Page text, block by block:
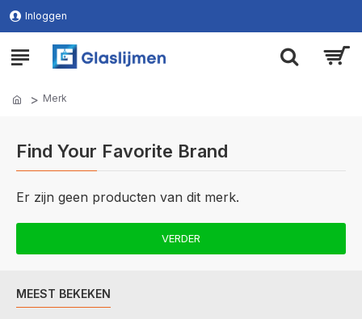
Inloggen
Merk
Find Your Favorite Brand
Er zijn geen producten van dit merk.
VERDER
MEEST BEKEKEN